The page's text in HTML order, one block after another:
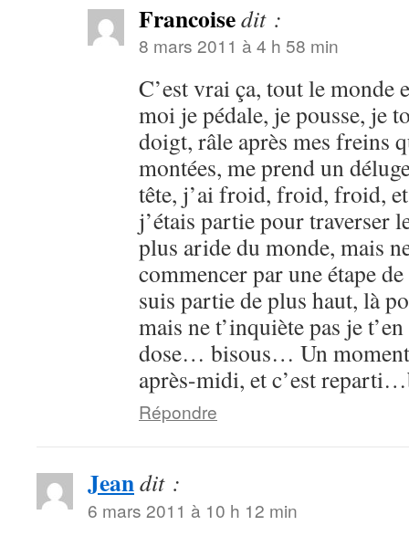
Francoisedit :
8 mars 2011 à 4 h 58 min
C’est vrai ça, tout le monde
moi je pédale, je pousse, je
doigt, râle après mes freins
montées, me prend un
tête, j’ai froid, froid, froid,
j’étais partie pour traverser
plus aride du monde, mais
commencer par une étape
suis partie de plus haut, là
mais ne t’inquiète pas je
dose… bisous… Un moment
après-midi, et c’est
Répondre
Jeandit :
6 mars 2011 à 10 h 12 min